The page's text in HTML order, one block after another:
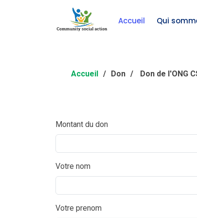
Accueil Qui
Accueil Don Don de l'ONG
Montant du don
Votre nom
Votre prenom